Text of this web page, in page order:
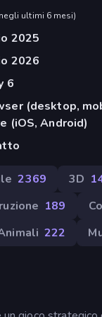
negli ultimi 6 mesi)
2025
2026
6
(desktop,
(iOS, Android)
2369 3D
189
222